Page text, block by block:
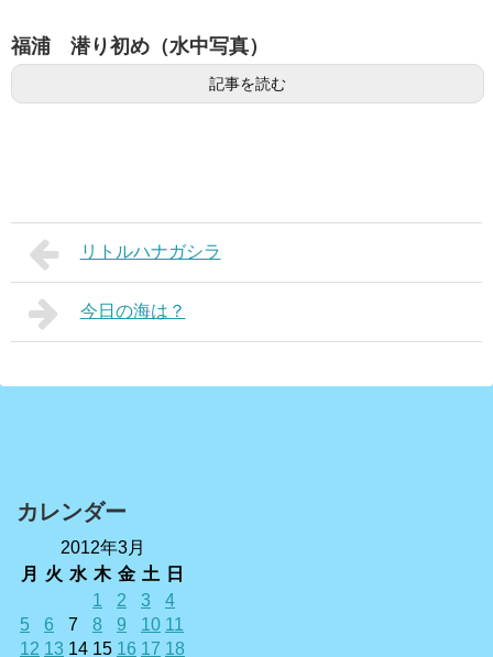
福浦 潜り初め（水中写真）
記事を読む
リトルハナガシラ
今日の海は？
カレンダー
2012年3月
月
火 水 木 金 土
日
1
2 3
4
5
6 7 8 9 10 11
12 13 14 15 16 17 18